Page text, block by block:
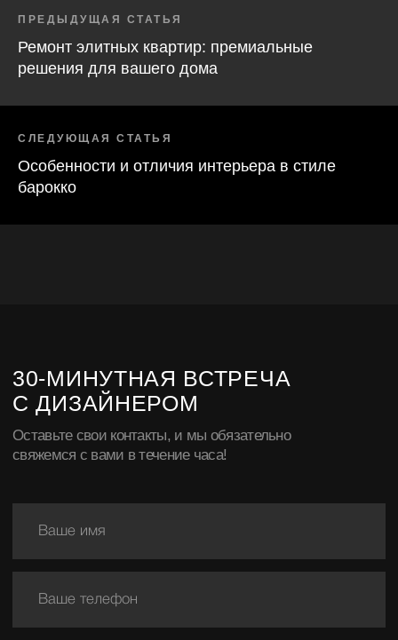
ПРЕДЫДУЩАЯ СТАТЬЯ
Ремонт элитных квартир: премиальные
решения для вашего дома
СЛЕДУЮЩАЯ СТАТЬЯ
Особенности и отличия интерьера в стиле
барокко